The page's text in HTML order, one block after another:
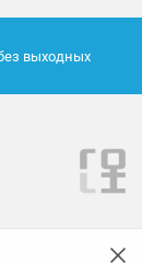
выходных